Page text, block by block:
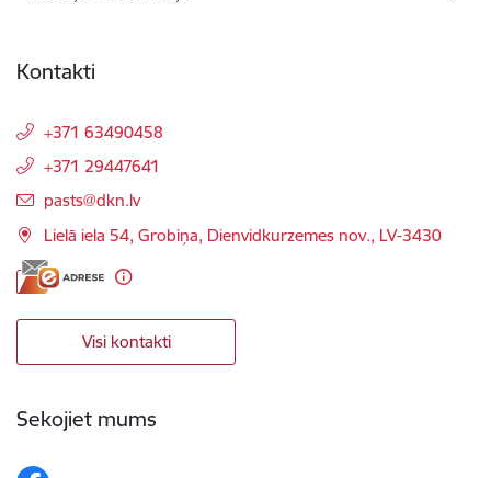
Kontakti
+371 63490458
+371 29447641
E-pasts:
pasts@dkn.lv
Lielā iela 54, Grobiņa, Dienvidkurzemes nov., LV-3430
Visi kontakti
Sekojiet mums